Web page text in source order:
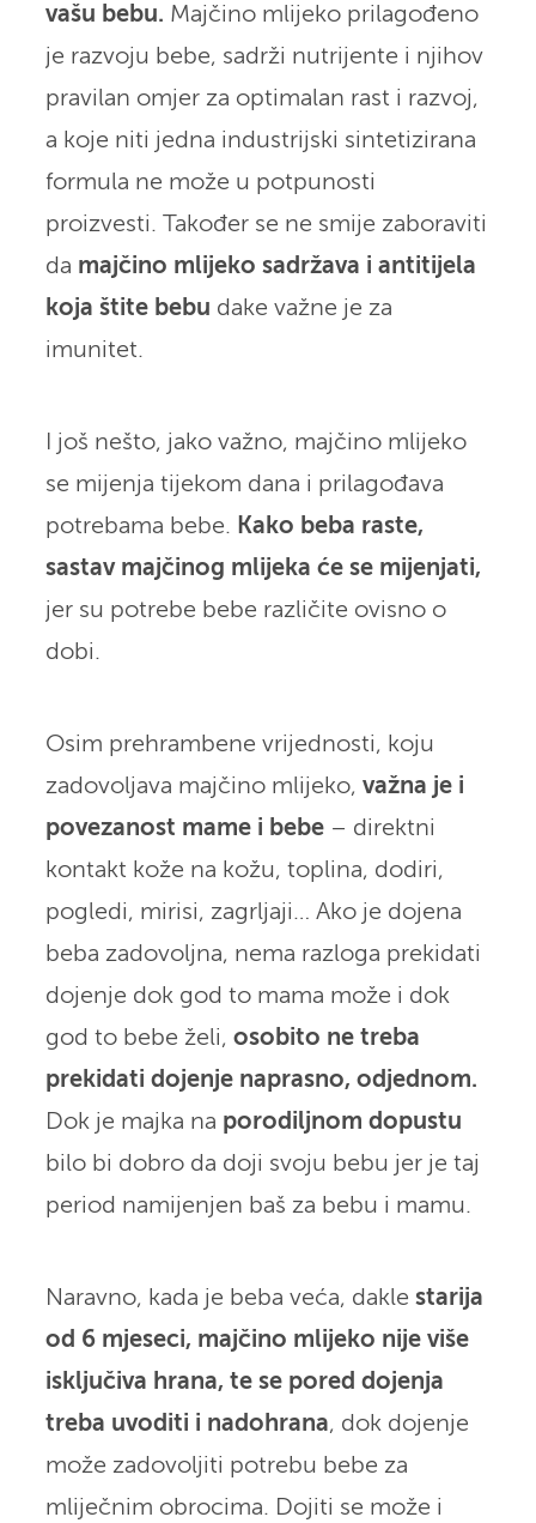
vašu bebu. Majčino mlijeko prilagođeno
je razvoju bebe, sadrži nutrijente i njihov
pravilan omjer za optimalan rast i razvoj,
a koje niti jedna industrijski sintetizirana
formula ne može u potpunosti
proizvesti. Također se ne smije zaboraviti
da majčino mlijeko sadržava i antitijela
koja štite bebu dake važne je za
imunitet.
I još nešto, jako važno, majčino mlijeko
se mijenja tijekom dana i prilagođava
potrebama bebe. Kako beba raste,
sastav majčinog mlijeka će se mijenjati,
jer su potrebe bebe različite ovisno o
dobi.
Osim prehrambene vrijednosti, koju
zadovoljava majčino mlijeko, važna je i
povezanost mame i bebe– direktni
kontakt kože na kožu, toplina, dodiri,
pogledi, mirisi, zagrljaji… Ako je dojena
beba zadovoljna, nema razloga prekidati
dojenje dok god to mama može i dok
god to bebe želi, osobito ne treba
prekidati dojenje naprasno, odjednom.
Dok je majka na porodiljnom dopustu
bilo bi dobro da doji svoju bebu jer je taj
period namijenjen baš za bebu i mamu.
Naravno, kada je beba veća, dakle starija
od 6 mjeseci, majčino mlijeko nije više
isključiva hrana, te se pored dojenja
treba uvoditi i nadohrana, dok dojenje
može zadovoljiti potrebu bebe za
mliječnim obrocima. Dojiti se može i